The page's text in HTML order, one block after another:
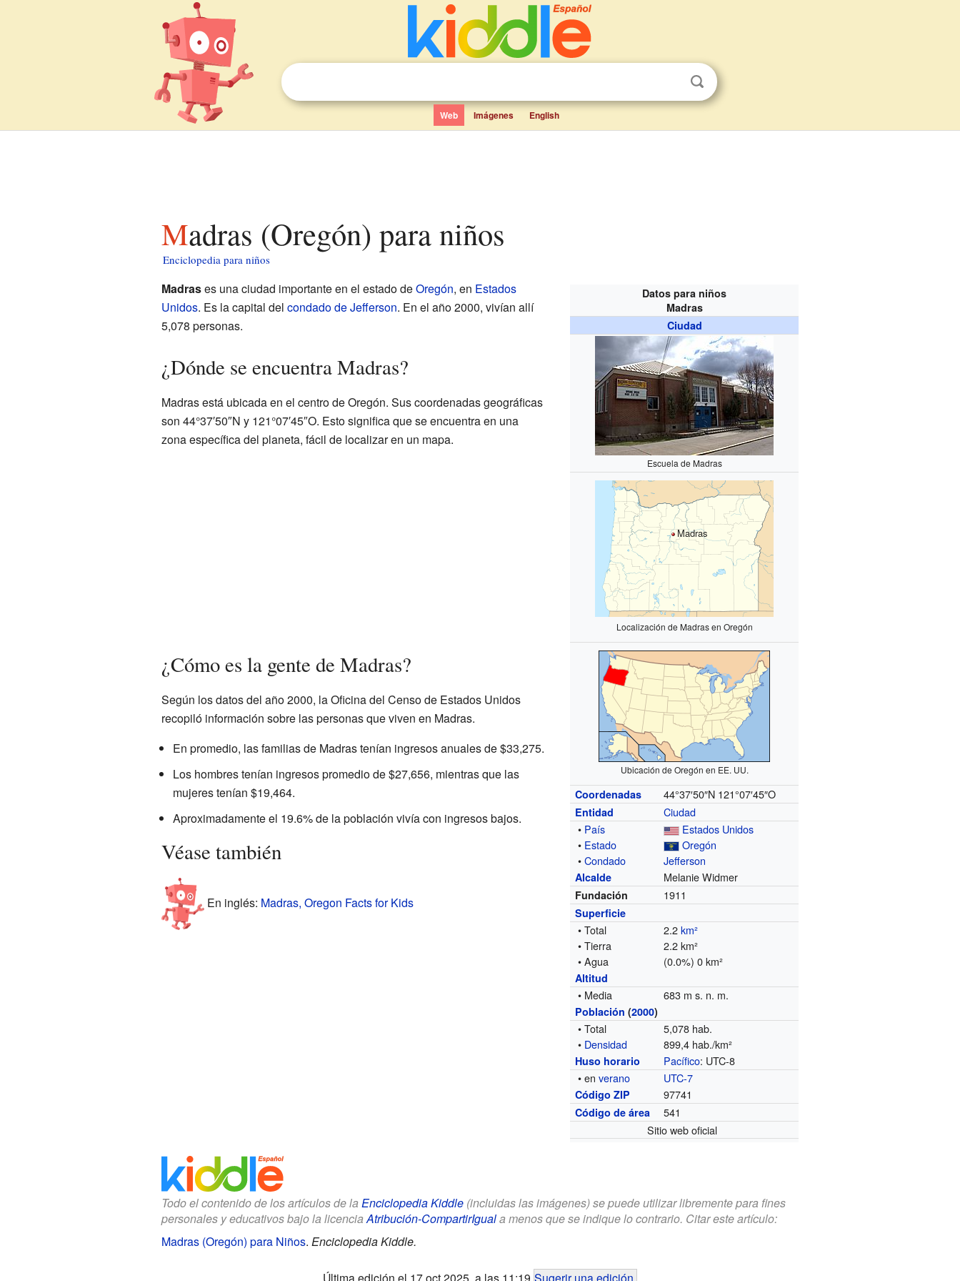
Web Imágenes English
Madras (Oregón) para niños
Enciclopedia para niños
Datos para niños
Madras
Ciudad
Escuela de Madras
Madras
Localización de Madras en Oregón
Ubicación de Oregón en EE. UU.
Coordenadas 44°37′50″N 121°07′45″O
Entidad
Ciudad
• País
Estados Unidos
• Estado
Oregón
•Condado Jefferson
Alcalde Melanie Widmer
Fundación 1911
Superficie
• Total 2.2km²
• Tierra
2.2 km²
• Agua
(0.0%) 0 km²
Altitud
• Media 683 m s. n. m.
Población (2000)
• Total
5,078 hab.
• Densidad 899,4 hab./km²
Huso horario Pacífico: UTC-8
• enverano UTC-7
Código ZIP 97741
Código de área
541
Sitio web oficial
Madrases una ciudad importante en el estado deOregón, en Estados
Unidos. Es la capital del condado de Jefferson. En el año 2000, vivían allí
5,078 personas.
¿Dónde se encuentra Madras?
Madras está ubicada en el centro de Oregón. Sus coordenadas geográficas
son 44°37′50″N y 121°07′45″O. Esto significa que se encuentra en una
zona específica del planeta, fácil de localizar en un mapa.
¿Cómo es la gente de Madras?
Según los datos del año 2000, la Oficina del Censo de Estados Unidos
recopiló información sobre las personas que viven en Madras.
En promedio, las familias de Madras tenían ingresos anuales de $33,275.
Los hombres tenían ingresos promedio de $27,656, mientras que las
mujeres tenían $19,464.
Aproximadamente el 19.6% de la población vivía con ingresos bajos.
Véase también
En inglés: Madras, Oregon Facts for Kids
Todo el contenido de los artículos de la Enciclopedia Kiddle(incluidas las imágenes) se puede utilizar libremente para fines
personales y educativos bajo la licenciaAtribución-CompartirIguala menos que se indique lo contrario. Citar este artículo:
Madras (Oregón) para Niños. Enciclopedia Kiddle.
Última edición el 17 oct 2025, a las 11:19 Sugerir una edición